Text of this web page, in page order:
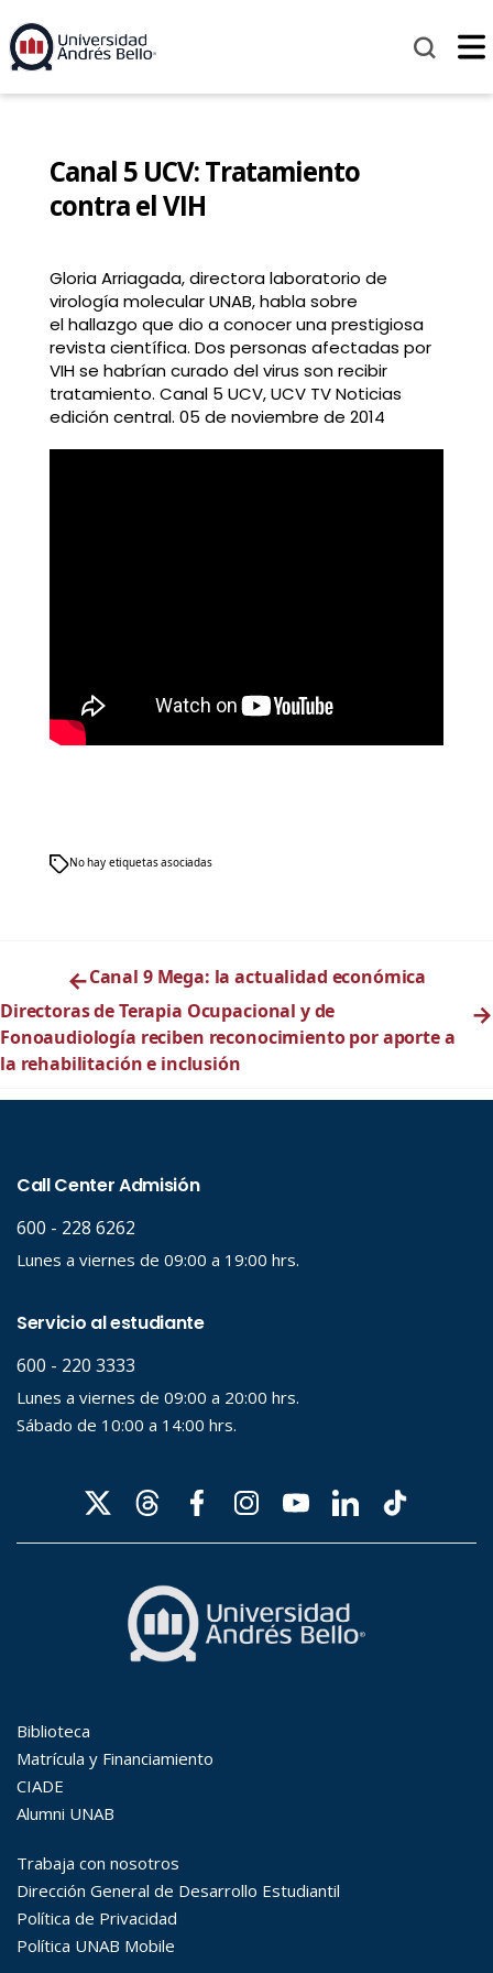
Canal 5 UCV: Tratamiento
contra el VIH
Gloria Arriagada, directora laboratorio de
virología molecular UNAB, habla sobre
el hallazgo que dio a conocer una prestigiosa
revista científica. Dos personas afectadas por
VIH se habrían curado del virus son recibir
tratamiento. Canal 5 UCV, UCV TV Noticias
edición central. 05 de noviembre de 2014
No hay etiquetas asociadas
←Canal 9 Mega: la actualidad económica
Directoras de Terapia Ocupacional y de
Fonoaudiología reciben reconocimiento por aporte a
la rehabilitación e inclusión
→